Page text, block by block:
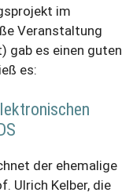
im
Veranstaltung
gab es einen guten
es:
der ehemalige
Ulrich Kelber, die